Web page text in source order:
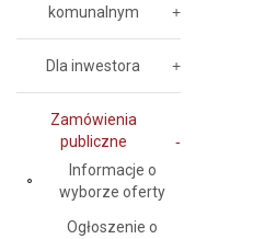
komunalnym
Dla inwestora
Zamówienia
publiczne
Informacje o
wyborze oferty
Ogłoszenie o